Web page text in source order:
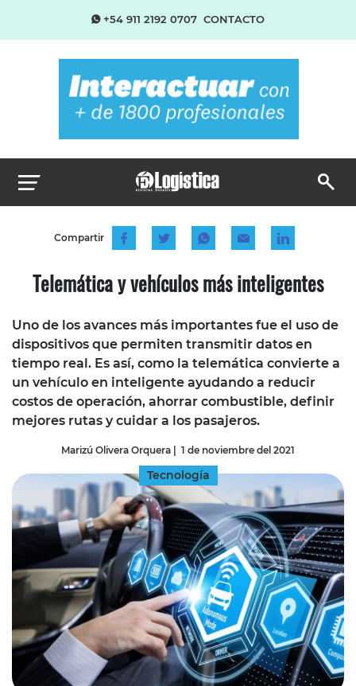
+54 911 2192 0707 CONTACTO
Compartir
Telemática y vehículos más inteligentes
Uno de los avances más importantes fue el uso de
dispositivos que permiten transmitir datos en
tiempo real. Es así, como la telemática convierte a
un vehículo en inteligente ayudando a reducir
costos de operación, ahorrar combustible, definir
mejores rutas y cuidar a los pasajeros.
Marizú Olivera Orquera | 1 de noviembre del 2021
Tecnología